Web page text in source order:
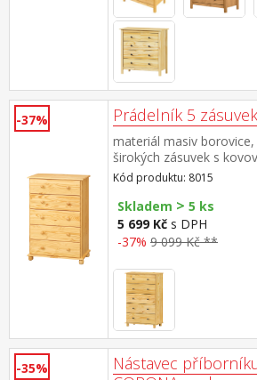
-37% Prádelník 5
materiál masiv
širokých zásuvek s
zásuvky 33,5 cm
Kód produktu: 8015
Skladem > 5 ks
5 699 Kč s DPH
-37% 9 099 Kč **
-35%
Nástavec